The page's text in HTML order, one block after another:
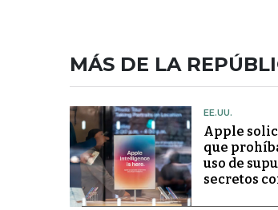
MÁS DE LA
EE.UU.
Apple
que
uso de
secretos